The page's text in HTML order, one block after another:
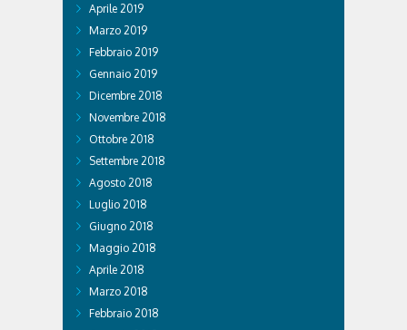
Aprile 2019
Marzo 2019
Febbraio 2019
Gennaio 2019
Dicembre 2018
Novembre 2018
Ottobre 2018
Settembre 2018
Agosto 2018
Luglio 2018
Giugno 2018
Maggio 2018
Aprile 2018
Marzo 2018
Febbraio 2018